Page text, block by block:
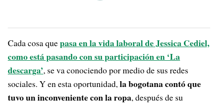
Cada cosa quepasa en la vida laboral de Jessica Cediel,
como está pasando con su participación en ‘La
descarga’, se va conociendo por medio de sus redes
sociales. Y en esta oportunidad,la bogotana contó que
tuvo un inconveniente con la ropa, después de su